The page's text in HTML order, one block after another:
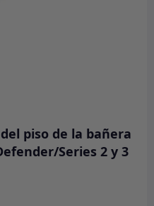
piso de la bañera
Series 2 y 3